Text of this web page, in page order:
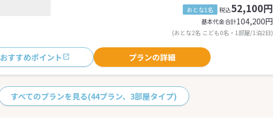
おとな1名 税込52,100円
基本代金合計104,200円
(おとな2名 こども0名・1部屋/1泊2日)
おすすめポイント プランの詳細
すべてのプランを見る(44プラン、3部屋タイプ)